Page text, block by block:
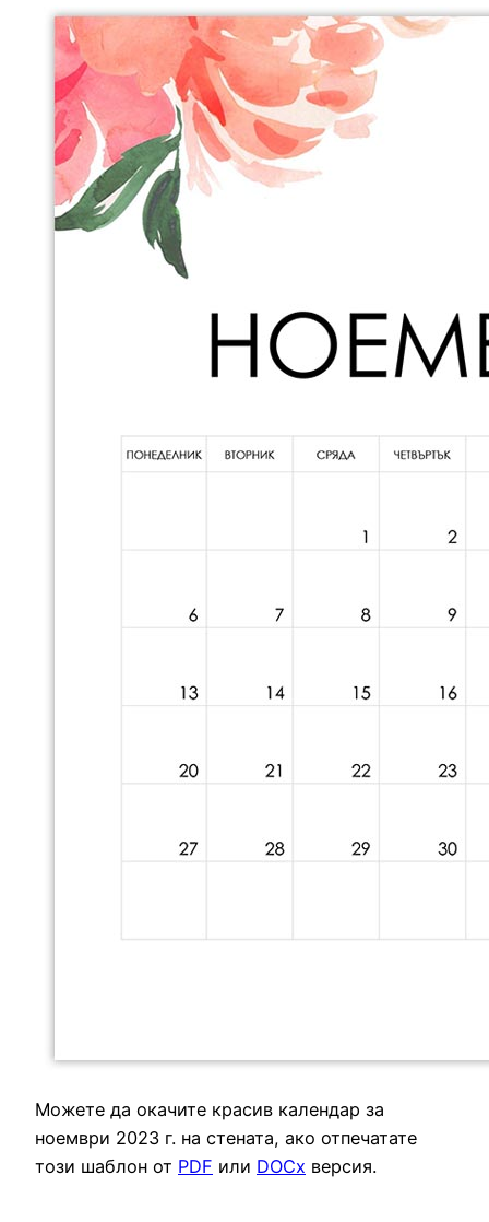
Можете да окачите красив календар за
ноември 2023 г. на стената, ако отпечатате
този шаблон от PDF или DOCx версия.